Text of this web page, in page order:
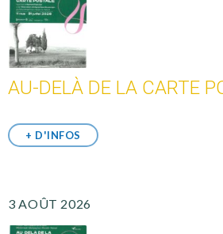
AU-DELÀ DE LA CARTE
+ D'INFOS
3 AOÛT 2026